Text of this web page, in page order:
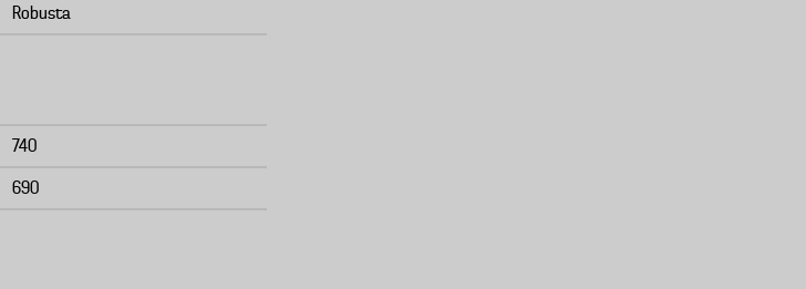
Robusta
740
690